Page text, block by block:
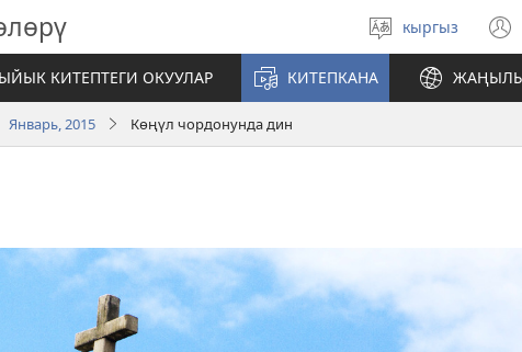
Тилди
тандаңыз
кыргыз
ЫЙЫК КИТЕПТЕГИ ОКУУЛАР КИТЕПКАНА
2015 Көңүл чордонунда дин